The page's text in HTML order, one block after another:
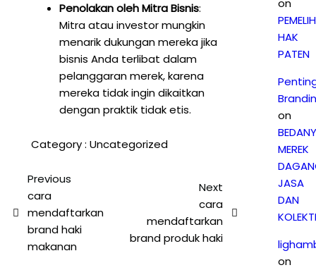
Penolakan oleh Mitra Bisnis:
Mitra atau investor mungkin
menarik dukungan mereka jika
bisnis Anda terlibat dalam
pelanggaran merek, karena
mereka tidak ingin dikaitkan
dengan praktik tidak etis.
Category : Uncategorized
Previous
cara
mendaftarkan
brand haki
makanan
Next
cara
mendaftarkan
brand produk haki
on
HAK
PATEN
on
MEREK
JASA
DAN
on